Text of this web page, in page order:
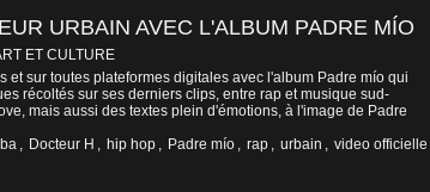
URBAIN AVEC L'ALBUM PADRE MÍO
ET CULTURE
et sur toutes plateformes digitales avec l'album Padre mío qui
récoltés sur ses derniers clips, entre rap et musique sud-
mais aussi des textes plein d'émotions, à l'image de Padre
, Docteur H , hip hop , Padre mío , rap , urbain , video officielle